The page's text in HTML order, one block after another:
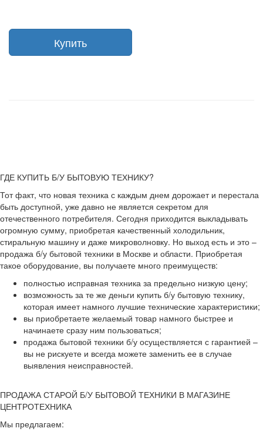
ГДЕ КУПИТЬ Б/У БЫТОВУЮ ТЕХНИКУ?
Тот факт, что новая техника с каждым днем дорожает и перестала
быть доступной, уже давно не является секретом для
отечественного потребителя. Сегодня приходится выкладывать
огромную сумму, приобретая качественный холодильник,
стиральную машину и даже микроволновку. Но выход есть и это –
продажа б/у бытовой техники в Москве и области. Приобретая
такое оборудование, вы получаете много преимуществ:
полностью исправная техника за предельно низкую цену;
возможность за те же деньги купить б/у бытовую технику,
которая имеет намного лучшие технические характеристики;
вы приобретаете желаемый товар намного быстрее и
начинаете сразу ним пользоваться;
продажа бытовой техники б/у осуществляется с гарантией –
вы не рискуете и всегда можете заменить ее в случае
выявления неисправностей.
ПРОДАЖА СТАРОЙ Б/У БЫТОВОЙ ТЕХНИКИ В МАГАЗИНЕ
ЦЕНТРОТЕХНИКА
Мы предлагаем: